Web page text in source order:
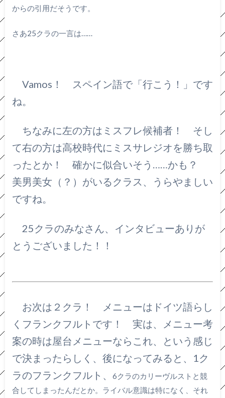
からの引用だそうです。
さあ25クラの一言は……
Vamos！ スペイン語で「行こう！」です
ね。
ちなみに左の方はミスフレ候補者！ そし
て右の方は高校時代にミスサレジオを勝ち取
ったとか！ 確かに似合いそう……かも？
美男美女（？）がいるクラス、うらやましい
ですね。
25クラのみなさん、インタビューありが
とうございました！！
お次は２クラ！ メニューはドイツ語らし
くフランクフルトです！ 実は、メニュー考
案の時は屋台メニューならこれ、という感じ
で決まったらしく、後になってみると、1ク
ラのフランクフルト、
6クラのカリーヴルストと競
合してしまったんだとか。ライバル意識は特になく、それ